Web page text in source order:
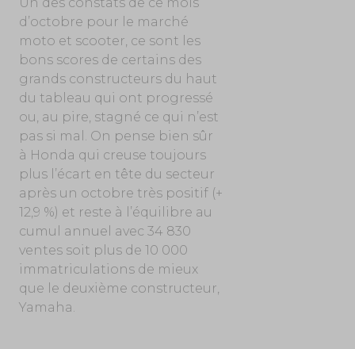
Un des constats de ce mois
d’octobre pour le marché
moto et scooter, ce sont les
bons scores de certains des
grands constructeurs du haut
du tableau qui ont progressé
ou, au pire, stagné ce qui n’est
pas si mal. On pense bien sûr
à Honda qui creuse toujours
plus l’écart en tête du secteur
après un octobre très positif (+
12,9 %) et reste à l’équilibre au
cumul annuel avec 34 830
ventes soit plus de 10 000
immatriculations de mieux
que le deuxième constructeur,
Yamaha.